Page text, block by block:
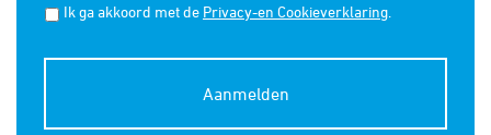
Ik ga akkoord met de Privacy-en Cookieverklaring